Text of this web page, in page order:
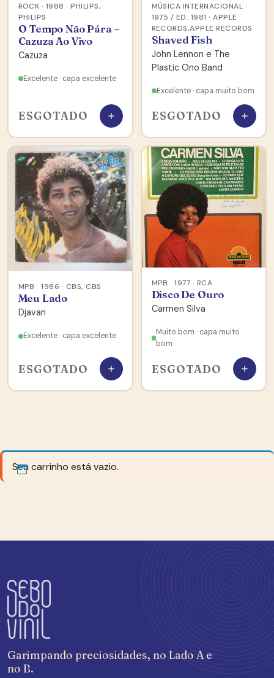
ROCK · 1988 · PHILIPS,
PHILIPS
O Tempo Não Pára –
Cazuza Ao Vivo
Cazuza
Excelente · capa excelente
ESGOTADO
MÚSICA INTERNACIONAL ·
1975 / ED. 1981 · APPLE
RECORDS,APPLE RECORDS
Shaved Fish
John Lennon e The
Plastic Ono Band
Excelente · capa muito bom
ESGOTADO
MPB · 1986 · CBS, CBS
Meu Lado
Djavan
Excelente · capa excelente
ESGOTADO
MPB · 1977 · RCA
Disco De Ouro
Carmen Silva
Muito bom · capa muito
bom
ESGOTADO
Seu carrinho está vazio.
Garimpando preciosidades, no Lado A e
no B.